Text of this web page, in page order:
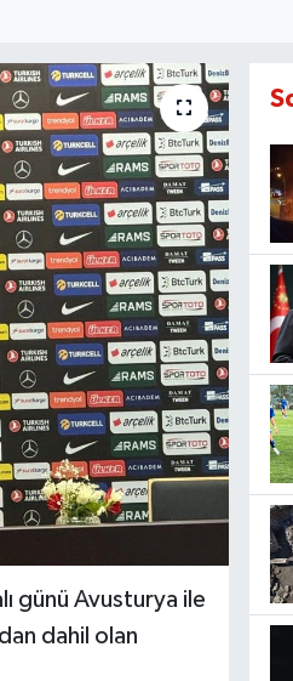
günü Avusturya ile
dahil olan